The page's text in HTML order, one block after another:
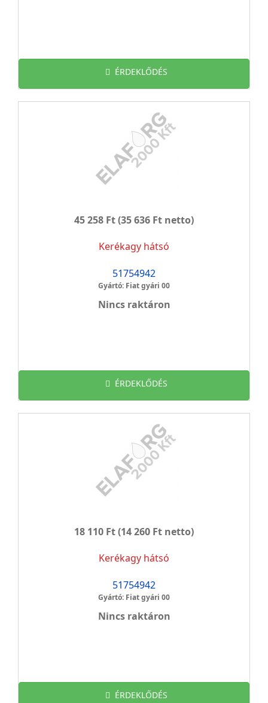
ÉRDEKLŐDÉS
45 258 Ft(35 636 Ft netto)
Kerékagy hátsó
51754942
Gyártó: Fiat gyári 00
Nincs raktáron
ÉRDEKLŐDÉS
18 110 Ft(14 260 Ft netto)
Kerékagy hátsó
51754942
Gyártó: Fiat gyári 00
Nincs raktáron
ÉRDEKLŐDÉS